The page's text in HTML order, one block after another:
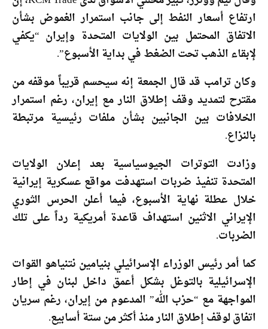
ارتفاع أسعار النفط إلى جانب استمرار الغموض بشأن
الاتفاق المحتمل بين الولايات المتحدة وإيران “يكفي
لإبقاء الذهب تحت الضغط في بداية الأسبوع”.
وكان ترامب قد قال الجمعة إنه سيحسم قريباً موقفه من
مقترح لتمديد وقف إطلاق النار مع إيران، رغم استمرار
الخلافات بين الجانبين بشأن ملفات رئيسية مرتبطة
بالنزاع.
وزادت التوترات الجيوسياسية بعد إعلان الولايات
المتحدة تنفيذ ضربات استهدفت مواقع عسكرية إيرانية
خلال عطلة نهاية الأسبوع، فيما أعلن الحرس الثوري
الإيراني الاثنين استهداف قاعدة أمريكية رداً على تلك
الضربات.
كما أمر رئيس الوزراء الإسرائيلي بنيامين نتنياهو القوات
الإسرائيلية بالتوغل بشكل أعمق داخل لبنان في إطار
المواجهة مع “حزب الله” المدعوم من إيران، رغم سريان
اتفاق لوقف إطلاق النار منذ أكثر من ستة أسابيع.